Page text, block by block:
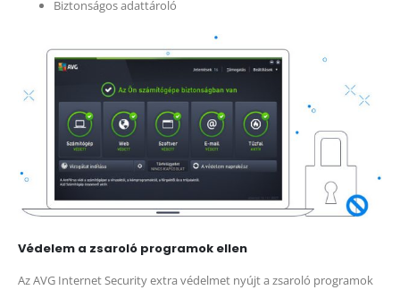
Biztonságos adattároló
Védelem a zsaroló programok ellen
Az AVG Internet Security extra védelmet nyújt a zsaroló programok